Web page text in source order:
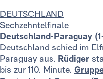
DEUTSCHLAND
Sechzehntelfinale
Deutschland-Paraguay
Deutschland schied im
Paraguay aus. Rüdiger
bis zur 110. Minute.